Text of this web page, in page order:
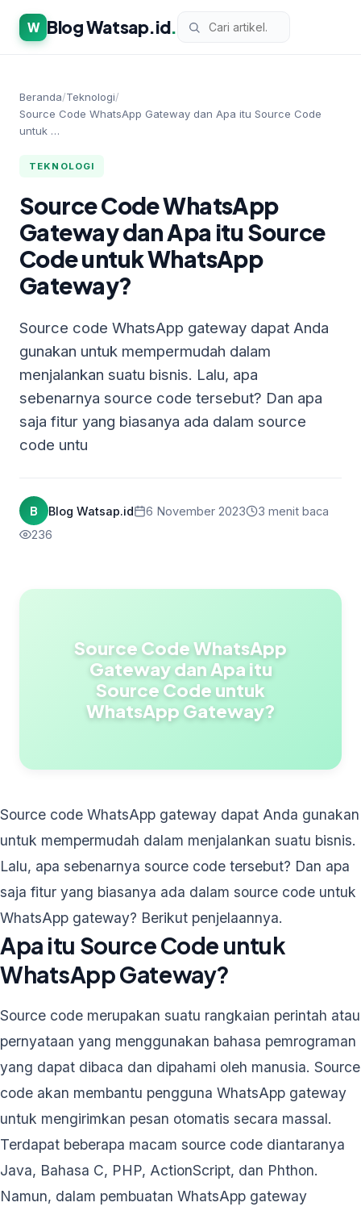
W Blog Watsap.id.
Beranda/Teknologi/
Source Code WhatsApp Gateway dan Apa itu Source Code
untuk …
TEKNOLOGI
Source Code WhatsApp
Gateway dan Apa itu Source
Code untuk WhatsApp
Gateway?
Source code WhatsApp gateway dapat Anda
gunakan untuk mempermudah dalam
menjalankan suatu bisnis. Lalu, apa
sebenarnya source code tersebut? Dan apa
saja fitur yang biasanya ada dalam source
code untu
B Blog Watsap.id 6 November 2023
3 menit baca
236
Source Code WhatsApp
Gateway dan Apa itu
Source Code untuk
WhatsApp Gateway?
Source code WhatsApp gateway dapat Anda gunakan
untuk mempermudah dalam menjalankan suatu bisnis.
Lalu, apa sebenarnya source code tersebut? Dan apa
saja fitur yang biasanya ada dalam source code untuk
WhatsApp gateway? Berikut penjelaannya.
Apa itu Source Code untuk
WhatsApp Gateway?
Source code merupakan suatu rangkaian perintah atau
pernyataan yang menggunakan bahasa pemrograman
yang dapat dibaca dan dipahami oleh manusia. Source
code akan membantu pengguna WhatsApp gateway
untuk mengirimkan pesan otomatis secara massal.
Terdapat beberapa macam source code diantaranya
Java, Bahasa C, PHP, ActionScript, dan Phthon.
Namun, dalam pembuatan WhatsApp gateway